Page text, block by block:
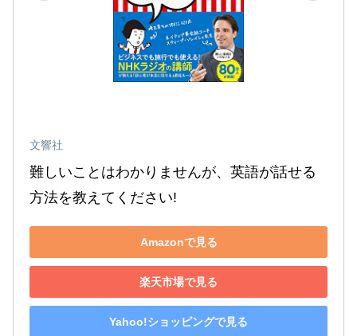
文響社
難しいことはわかりませんが、英語が話せる
方法を教えてください!
Amazonで見る
楽天市場で見る
Yahoo!ショッピングで見る